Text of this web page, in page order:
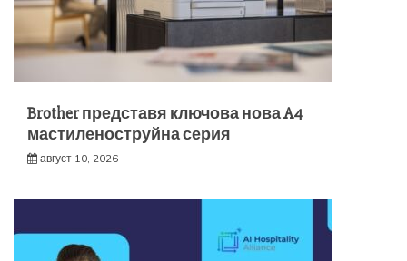
Brother представя ключова нова A4
мастиленоструйна серия
август 10, 2026